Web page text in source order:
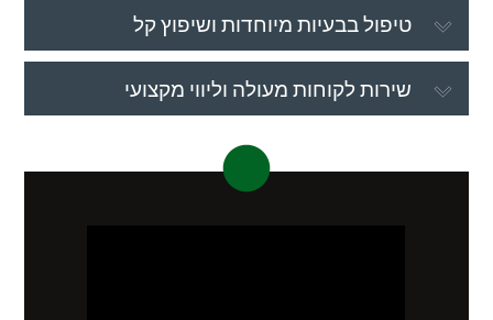
טיפול בבעיות מיוחדות ושיפוץ קל
שירות לקוחות מעולה וליווי מקצועי